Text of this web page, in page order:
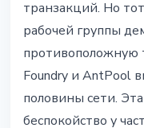
транзакций. Но
рабочей группы
Foundry и AntPool
половины сети.
беспокойство у